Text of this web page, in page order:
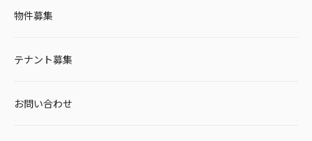
物件募集
テナント募集
お問い合わせ